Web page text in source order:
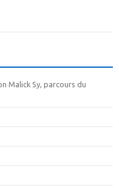
Malick Sy, parcours du